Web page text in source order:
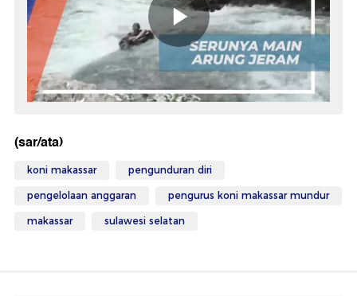
(sar/ata)
koni makassar pengunduran diri
pengelolaan anggaran pengurus koni makassar mundur
makassar sulawesi selatan